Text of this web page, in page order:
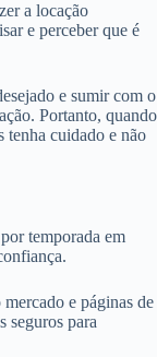
a locação
e perceber que é
e sumir com o
Portanto, quando
tenha cuidado e não
temporada em
e páginas de
seguros para